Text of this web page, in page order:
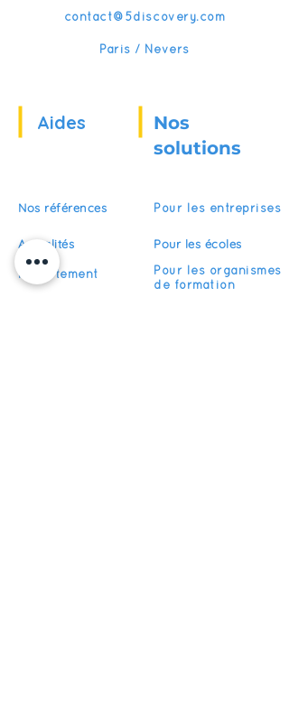
contact@5discovery.com
Paris / Nevers
Aides
Nos
solutions
Nos références
Actualités
Recrutement
Pour les entreprises
Pour les écoles
Pour les organismes
de formation